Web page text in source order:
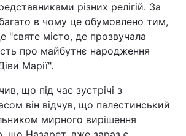
різних релігій. За
в чому це обумовлено тим,
"святе місто, де прозвучала
про майбутнє народження
Марії".
що під час зустрічі з
він відчув, що палестинський
мирного вирішення